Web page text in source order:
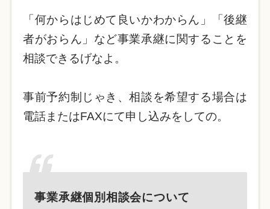
「何からはじめて良いかわからん」「後継
者がおらん」など事業承継に関することを
相談できるげなよ。
事前予約制じゃき、相談を希望する場合は
電話またはFAXにて申し込みをしての。
事業承継個別相談会について